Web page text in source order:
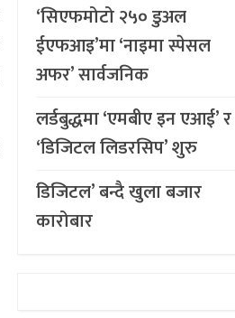
‘सिएफमोटो २५० डुअल
ईएफआइ’मा ‘नाइमा स्पेसल
अफर’ सार्वजनिक
लर्डबुद्धमा ‘एमबीए इन एआई’ र
‘डिजिटल लिडरसिप’ शुरु
डिजिटल’ बन्दै खुला बजार
कारोबार